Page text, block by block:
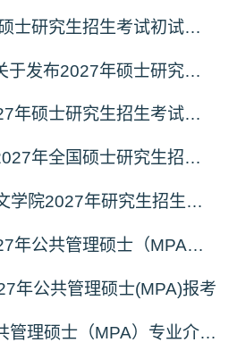
关于公布2027年硕士研究生招生考试初试自命题科目考试大纲的通知
四川外国语大学关于发布2027年硕士研究生招生考试自命题科目大纲的公告
关于东华大学2027年硕士研究生招生考试（初试）招生目录拟调整公告（一）
南京中医药大学2027年全国硕士研究生招生考试初试自命题科目考试内容及参考书目
安徽工程大学人文学院2027年研究生招生简章
重庆理工大学2027年公共管理硕士（MPA）专业学位研究生（双证）报考
年公共管理硕士(MPA)报考
南京医科大学公共管理硕士（MPA）专业介绍（2027年）